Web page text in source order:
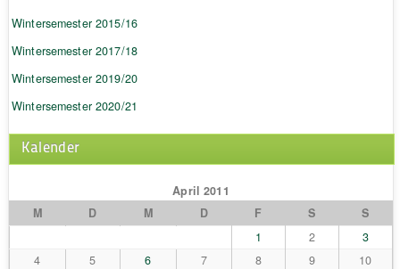
Wintersemester 2015/16
Wintersemester 2017/18
Wintersemester 2019/20
Wintersemester 2020/21
Kalender
April 2011
M
D M D F S
S
1
2
3
4
5 6 7 8 9
10